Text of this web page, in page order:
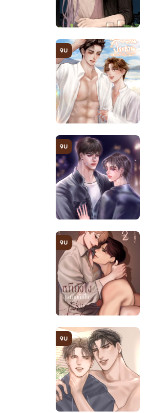
จบ
จบ
จบ
จบ